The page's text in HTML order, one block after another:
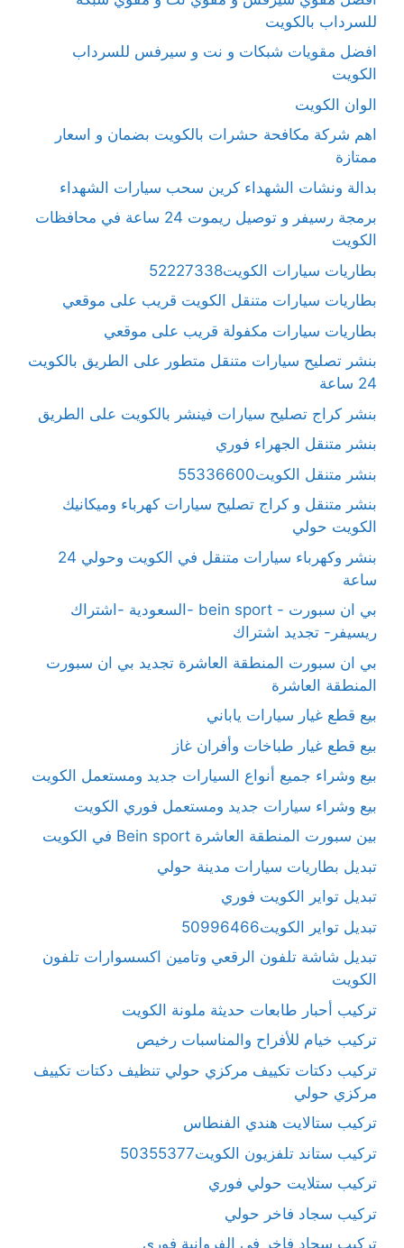
للسرداب بالكويت
افضل مقويات شبكات و نت و سيرفس للسرداب
الكويت
الوان الكويت
اهم شركة مكافحة حشرات بالكويت بضمان و اسعار
ممتازة
بدالة ونشات الشهداء كرين سحب سيارات الشهداء
برمجة رسيفر و توصيل ريموت 24 ساعة في محافظات
الكويت
بطاريات سيارات الكويت52227338
بطاريات سيارات متنقل الكويت قريب على موقعي
بطاريات سيارات مكفولة قريب على موقعي
بنشر تصليح سيارات متنقل متطور على الطريق بالكويت
24 ساعة
بنشر كراج تصليح سيارات فينشر بالكويت على الطريق
بنشر متنقل الجهراء فوري
بنشر متنقل الكويت55336600
بنشر متنقل و كراج تصليح سيارات كهرباء وميكانيك
الكويت حولي
بنشر وكهرباء سيارات متنقل في الكويت وحولي 24
ساعة
بي ان سبورت - bein sport -السعودية -اشتراك
ريسيفر- تجديد اشتراك
بي ان سبورت المنطقة العاشرة تجديد بي ان سبورت
المنطقة العاشرة
بيع قطع غيار سيارات ياباني
بيع قطع غيار طباخات وأفران غاز
بيع وشراء جميع أنواع السيارات جديد ومستعمل الكويت
بيع وشراء سيارات جديد ومستعمل فوري الكويت
بين سبورت المنطقة العاشرة Bein sport في الكويت
تبديل بطاريات سيارات مدينة حولي
تبديل تواير الكويت فوري
تبديل تواير الكويت50996466
تبديل شاشة تلفون الرقعي وتامين اكسسوارات تلفون
الكويت
تركيب أحبار طابعات حديثة ملونة الكويت
تركيب خيام للأفراح والمناسبات رخيص
تركيب دكتات تكييف مركزي حولي تنظيف دكتات تكييف
مركزي حولي
تركيب ستالايت هندي الفنطاس
تركيب ستاند تلفزيون الكويت50355377
تركيب ستلايت حولي فوري
تركيب سجاد فاخر حولي
تركيب سجاد فاخر في الفروانية فوري